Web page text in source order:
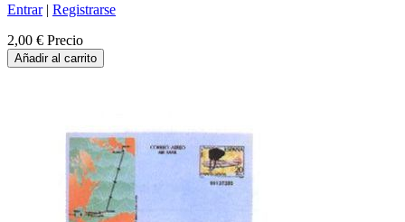
Entrar| Registrarse
2,00 € Precio
Añadir al carrito